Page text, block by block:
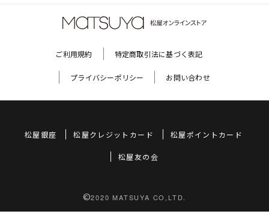
ご利用規約 特定商取引法に基づく表記
プライバシーポリシー お問い合わせ
松屋銀座 松屋クレジットカード 松屋ポイントカード
松屋友の会
©2020 MATSUYA CO,LTD.